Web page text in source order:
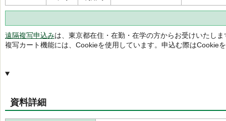
遠隔複写申込みは、東京都在住・在勤・在学の方からお受けいたしま
複写カート機能には、Cookieを使用しています。申込む際はCookie
資料詳細